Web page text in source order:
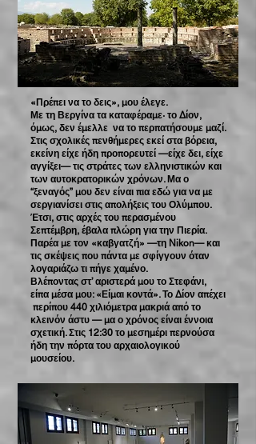
«Πρέπει να το δεις», μου έλεγε.
Με τη Βεργίνα τα καταφέραμε· το Δίον,
όμως, δεν έμελλε να το περπατήσουμε μαζί.
Στις σχολικές πενθήμερες εκεί στα βόρεια,
εκείνη είχε ήδη προπορευτεί —είχε δει, είχε
αγγίξει— τις στράτες των ελληνιστικών και
των αυτοκρατορικών χρόνων. Μα ο
“ξεναγός” μου δεν είναι πια εδώ για να με
σεργιανίσει στις απολήξεις του Ολύμπου.
Έτσι, στις αρχές του περασμένου
Σεπτέμβρη, έβαλα πλώρη για την Πιερία.
Παρέα με τον «καβγατζή» —τη Nikon— και
τις σκέψεις που πάντα με σφίγγουν όταν
λογαριάζω τι πήγε χαμένο.
Βλέποντας στ’ αριστερά μου το Στεφάνι,
είπα μέσα μου: «Είμαι κοντά». Το Δίον απέχει
περίπου 440 χιλιόμετρα μακριά από το
κλεινόν άστυ — μα ο χρόνος είναι έννοια
σχετική. Στις 12:30 το μεσημέρι περνούσα
ήδη την πόρτα του αρχαιολογικού
μουσείου.